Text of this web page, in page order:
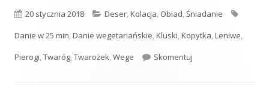
Opublikowano
20 stycznia 2018 Kategorie
Deser,Kolacja, Obiad,Śniadanie
Danie w 25 min,Danie wegetariańskie,Kluski,Kopytka,Leniwe,
Pierogi,Twaróg,Twarożek,Wege Skomentuj